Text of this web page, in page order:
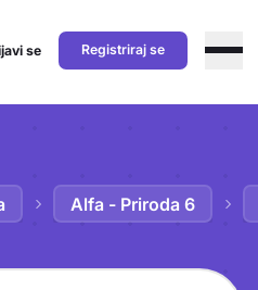
se Registriraj se
Alfa - Priroda 6